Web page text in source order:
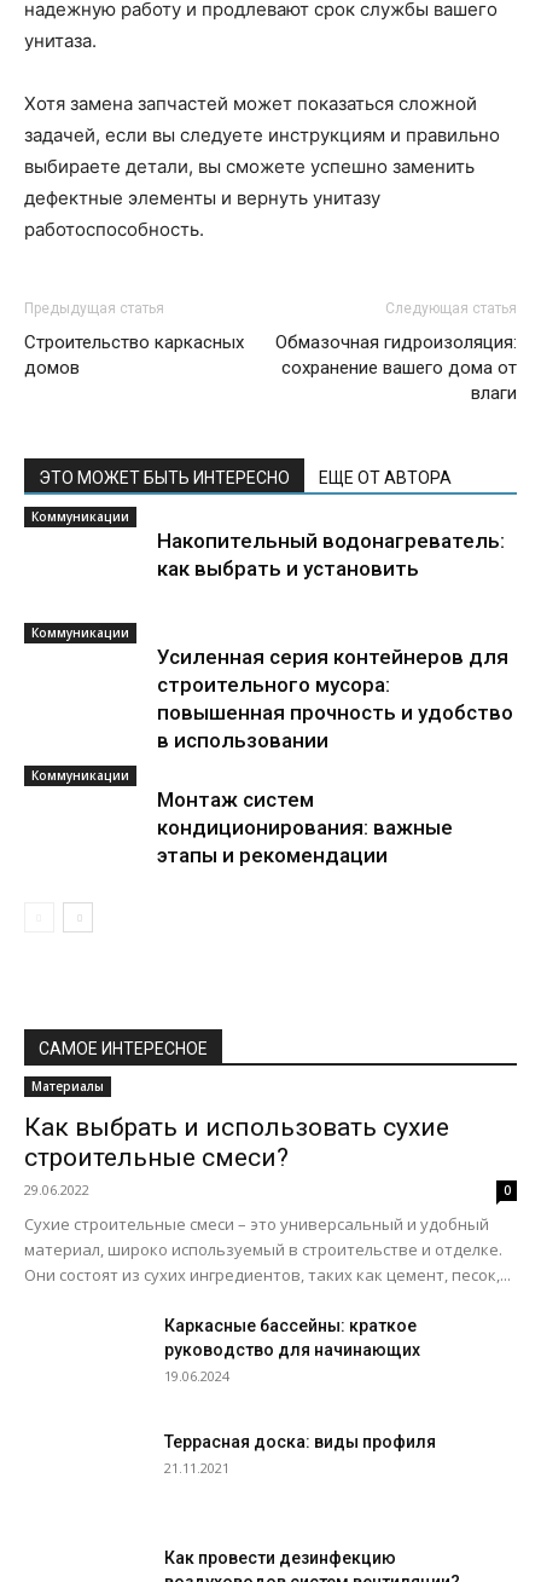
надежную работу и продлевают срок службы вашего
унитаза.
Хотя замена запчастей может показаться сложной
задачей, если вы следуете инструкциям и правильно
выбираете детали, вы сможете успешно заменить
дефектные элементы и вернуть унитазу
работоспособность.
Предыдущая статья
Строительство каркасных
домов
Следующая статья
Обмазочная гидроизоляция:
сохранение вашего дома от
влаги
ЭТО МОЖЕТ БЫТЬ ИНТЕРЕСНО ЕЩЕ ОТ АВТОРА
Коммуникации
Накопительный водонагреватель:
как выбрать и установить
Коммуникации
Усиленная серия контейнеров для
строительного мусора:
повышенная прочность и удобство
в использовании
Коммуникации
Монтаж систем
кондиционирования: важные
этапы и рекомендации
САМОЕ ИНТЕРЕСНОЕ
Материалы
Как выбрать и использовать сухие
строительные смеси?
29.06.2022 0
Сухие строительные смеси – это универсальный и удобный
материал, широко используемый в строительстве и отделке.
Они состоят из сухих ингредиентов, таких как цемент, песок,...
Каркасные бассейны: краткое
руководство для начинающих
19.06.2024
Террасная доска: виды профиля
21.11.2021
Как провести дезинфекцию